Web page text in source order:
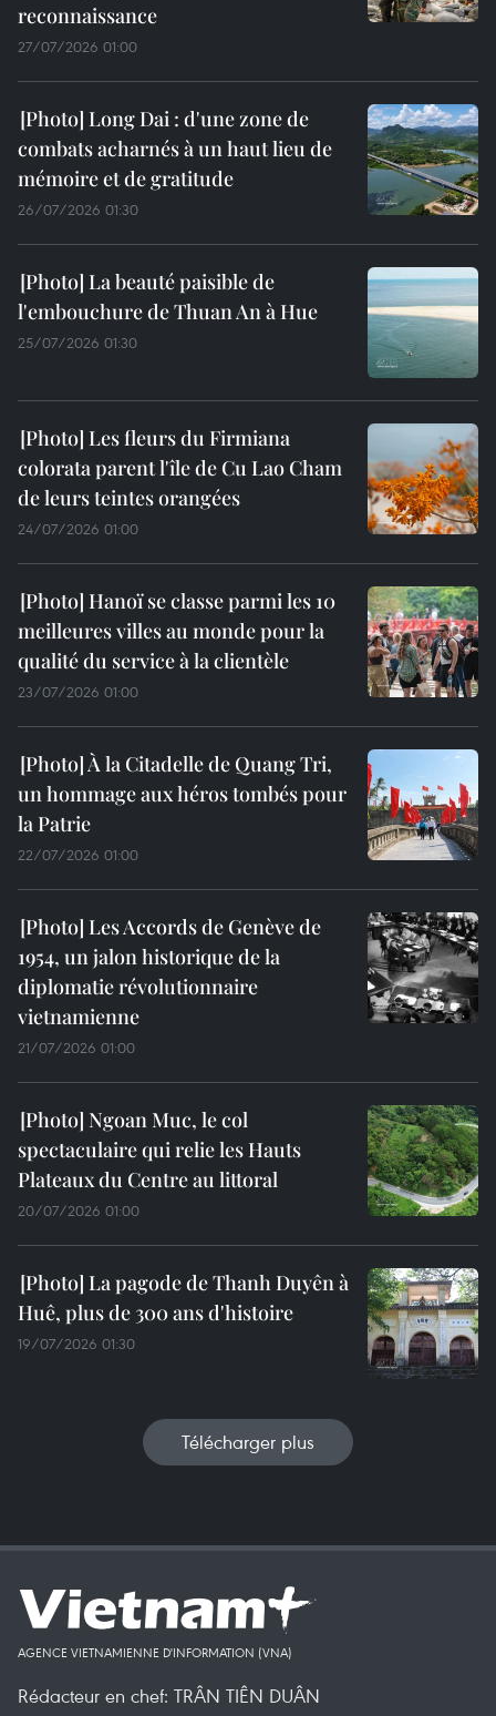
reconnaissance
27/07/2026 01:00
Long Dai : d'une zone de
combats acharnés à un haut lieu de
mémoire et de gratitude
26/07/2026 01:30
La beauté paisible de
l'embouchure de Thuan An à Hue
25/07/2026 01:30
Les fleurs du Firmiana
colorata parent l'île de Cu Lao Cham
de leurs teintes orangées
24/07/2026 01:00
Hanoï se classe parmi les 10
meilleures villes au monde pour la
qualité du service à la clientèle
23/07/2026 01:00
À la Citadelle de Quang Tri,
un hommage aux héros tombés pour
la Patrie
22/07/2026 01:00
Les Accords de Genève de
1954, un jalon historique de la
diplomatie révolutionnaire
vietnamienne
21/07/2026 01:00
Ngoan Muc, le col
spectaculaire qui relie les Hauts
Plateaux du Centre au littoral
20/07/2026 01:00
La pagode de Thanh Duyên à
Huê, plus de 300 ans d'histoire
19/07/2026 01:30
Télécharger plus
AGENCE VIETNAMIENNE D'INFORMATION (VNA)
Rédacteur en chef: TRÂN TIÊN DUÂN